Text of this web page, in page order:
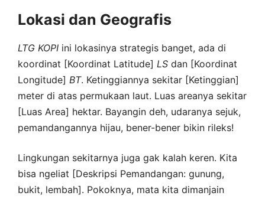
Lokasi dan Geografis
LTG KOPI ini lokasinya strategis banget, ada di
koordinat [Koordinat Latitude] LS dan [Koordinat
Longitude] BT. Ketinggiannya sekitar [Ketinggian]
meter di atas permukaan laut. Luas areanya sekitar
[Luas Area] hektar. Bayangin deh, udaranya sejuk,
pemandangannya hijau, bener-bener bikin rileks!
Lingkungan sekitarnya juga gak kalah keren. Kita
bisa ngeliat [Deskripsi Pemandangan: gunung,
bukit, lembah]. Pokoknya, mata kita dimanjain